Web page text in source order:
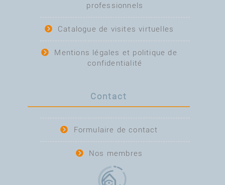
professionnels
Catalogue de visites virtuelles
Mentions légales et politique de
confidentialité
Contact
Formulaire de contact
Nos membres